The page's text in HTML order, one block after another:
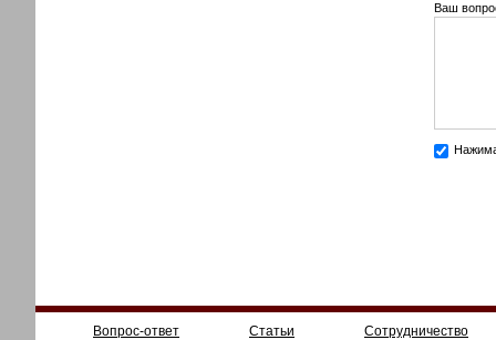
Ваш
Вопрос-ответ Статьи Сотрудничество